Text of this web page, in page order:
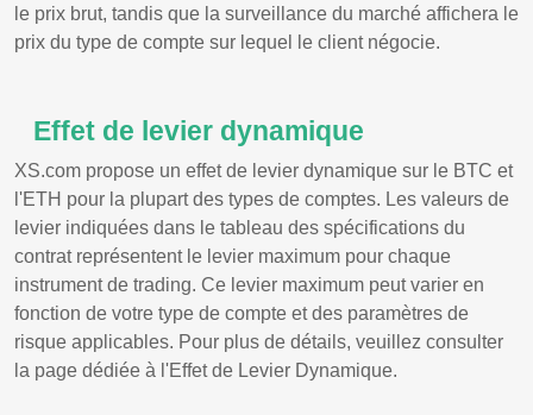
le prix brut, tandis que la surveillance du marché affichera le
prix du type de compte sur lequel le client négocie.
Effet de levier dynamique
XS.com propose un effet de levier dynamique sur le BTC et
l'ETH pour la plupart des types de comptes. Les valeurs de
levier indiquées dans le tableau des spécifications du
contrat représentent le levier maximum pour chaque
instrument de trading. Ce levier maximum peut varier en
fonction de votre type de compte et des paramètres de
risque applicables. Pour plus de détails, veuillez consulter
la page dédiée à l'Effet de Levier Dynamique.